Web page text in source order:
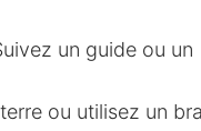
un guide ou un
ou utilisez un